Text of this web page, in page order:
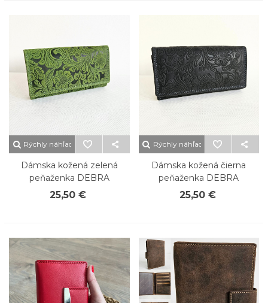
Rýchly náhľad
Dámska kožená zelená
peňaženka DEBRA
25,50 €
Rýchly náhľad
Dámska kožená čierna
peňaženka DEBRA
25,50 €